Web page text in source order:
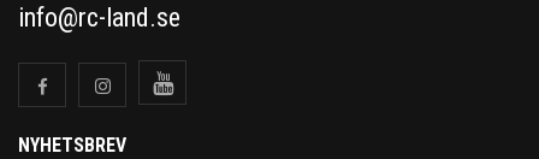
info@rc-land.se
NYHETSBREV